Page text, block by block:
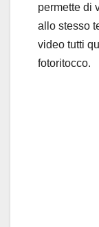
permette di
allo stesso
video tutti
fotoritocco.